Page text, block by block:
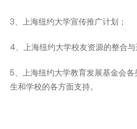
3、上海纽约大学宣传推广计划；
4、上海纽约大学校友资源的整合与
5、上海纽约大学教育发展基金会
生和学校的各方面支持。